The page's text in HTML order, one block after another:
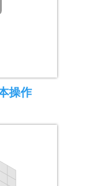
操作